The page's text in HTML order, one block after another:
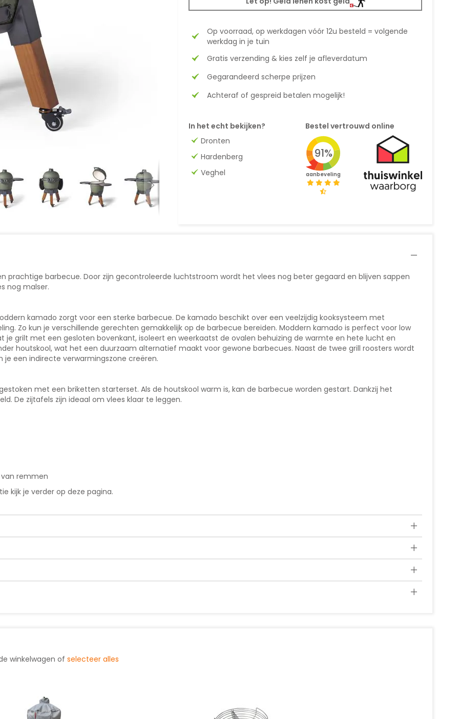
Op voorraad, op werkdagen vóór 12u besteld = volgende
werkdag in je tuin
Gratis verzending & kies zelf je afleverdatum
Gegarandeerd scherpe prijzen
Achteraf of gespreid betalen mogelijk!
In het echt bekijken?
Dronten
Hardenberg
Veghel
Bestel vertrouwd online
91%
aanbeveling
prachtige barbecue. Door zijn gecontroleerde luchtstroom wordt het vlees nog beter gegaard en blijven sappen
nog malser.
kamado zorgt voor een sterke barbecue. De kamado beschikt over een veelzijdig kooksysteem met
Zo kun je verschillende gerechten gemakkelijk op de barbecue bereiden. Moddern kamado is perfect voor low
je grilt met een gesloten bovenkant, isoleert en weerkaatst de ovalen behuizing de warmte en hete lucht en
houtskool, wat het een duurzaam alternatief maakt voor gewone barbecues. Naast de twee grill roosters wordt
een indirecte verwarmingszone creëren.
met een briketten starterset. Als de houtskool warm is, kan de barbecue worden gestart. Dankzij het
De zijtafels zijn ideaal om vlees klaar te leggen.
remmen
kijk je verder op deze pagina.
winkelwagen of selecteer alles